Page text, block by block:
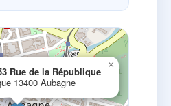
Rue de la République
13400 Aubagne
×